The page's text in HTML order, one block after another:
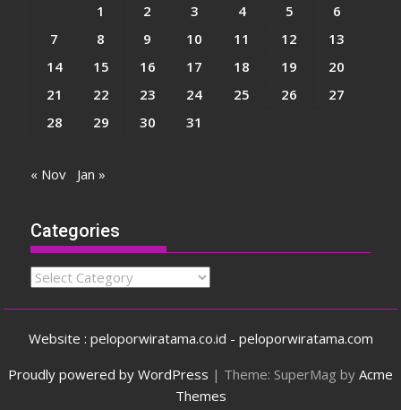
1
2 3 4 5
6
7
8 9 10 11 12
13
14
15 16 17 18 19
20
21
22 23 24 25 26
27
28
29 30 31
« Nov Jan »
Categories
Categories
Website : peloporwiratama.co.id - peloporwiratama.com
Proudly powered by WordPress | Theme: SuperMag by Acme
Themes